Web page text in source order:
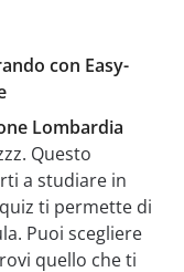
con Easy-
Lombardia
Questo
a studiare in
ti permette di
Puoi scegliere
quello che ti